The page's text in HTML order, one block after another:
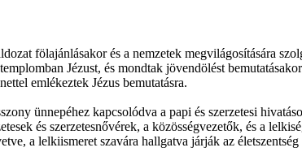
fölajánlásakor és a nemzetek megvilágosítására
Jézust, és mondtak jövendölést
emlékeztek Jézus bemutatásra.
ünnepéhez kapcsolódva a papi és szerzetesi
és szerzetesnővérek, a közösségvezetők, és a
a lelkiismeret szavára hallgatva járják az életszentség